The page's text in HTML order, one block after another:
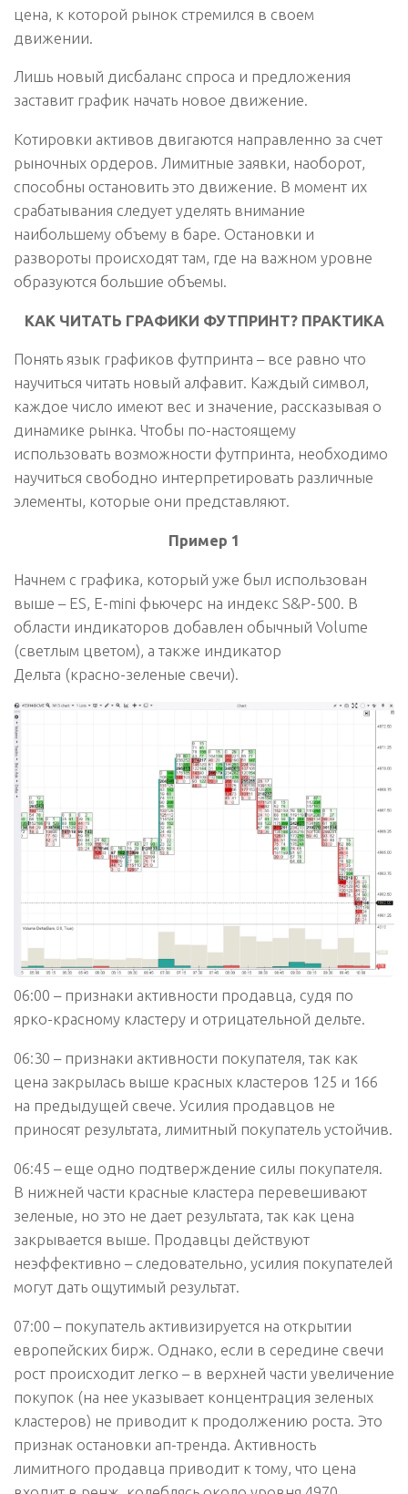
цена, к которой рынок стремился в своем
движении.
Лишь новый дисбаланс спроса и предложения
заставит график начать новое движение.
Котировки активов двигаются направленно за счет
рыночных ордеров. Лимитные заявки, наоборот,
способны остановить это движение. В момент их
срабатывания следует уделять внимание
наибольшему объему в баре. Остановки и
развороты происходят там, где на важном уровне
образуются большие объемы.
КАК ЧИТАТЬ ГРАФИКИ ФУТПРИНТ? ПРАКТИКА
Понять язык графиков футпринта – все равно что
научиться читать новый алфавит. Каждый символ,
каждое число имеют вес и значение, рассказывая о
динамике рынка. Чтобы по-настоящему
использовать возможности футпринта, необходимо
научиться свободно интерпретировать различные
элементы, которые они представляют.
Пример 1
Начнем с графика, который уже был использован
выше – ES, E-mini фьючерс на индекс S&P-500. В
области индикаторов добавлен обычный Volume
(светлым цветом), а также индикатор
Дельта (красно-зеленые свечи).
06:00 – признаки активности продавца, судя по
ярко-красному кластеру и отрицательной дельте.
06:30 – признаки активности покупателя, так как
цена закрылась выше красных кластеров 125 и 166
на предыдущей свече. Усилия продавцов не
приносят результата, лимитный покупатель устойчив.
06:45 – еще одно подтверждение силы покупателя.
В нижней части красные кластера перевешивают
зеленые, но это не дает результата, так как цена
закрывается выше. Продавцы действуют
неэффективно – следовательно, усилия покупателей
могут дать ощутимый результат.
07:00 – покупатель активизируется на открытии
европейских бирж. Однако, если в середине свечи
рост происходит легко – в верхней части увеличение
покупок (на нее указывает концентрация зеленых
кластеров) не приводит к продолжению роста. Это
признак остановки ап-тренда. Активность
лимитного продавца приводит к тому, что цена